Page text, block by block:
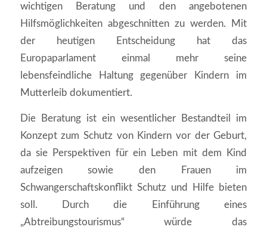
wichtigen Beratung und den angebotenen
Hilfsmöglichkeiten abgeschnitten zu werden. Mit
der heutigen Entscheidung hat das
Europaparlament einmal mehr seine
lebensfeindliche Haltung gegenüber Kindern im
Mutterleib dokumentiert.
Die Beratung ist ein wesentlicher Bestandteil im
Konzept zum Schutz von Kindern vor der Geburt,
da sie Perspektiven für ein Leben mit dem Kind
aufzeigen sowie den Frauen im
Schwangerschaftskonflikt Schutz und Hilfe bieten
soll. Durch die Einführung eines
„Abtreibungstourismus“ würde das